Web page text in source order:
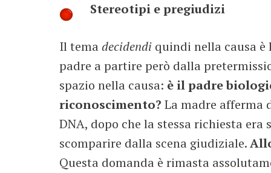
Stereotipi e pregiudizi
Il tema decidendi quindi nella causa è
padre a partire però dalla
spazio nella causa: è il padre
riconoscimento? La madre afferma
DNA, dopo che la stessa richiesta
scomparire dalla scena giudiziale.
Questa domanda è rimasta